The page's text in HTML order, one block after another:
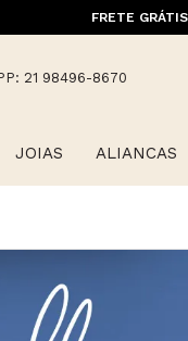
FRETE
21 98496-8670
JOIAS ALIANCAS